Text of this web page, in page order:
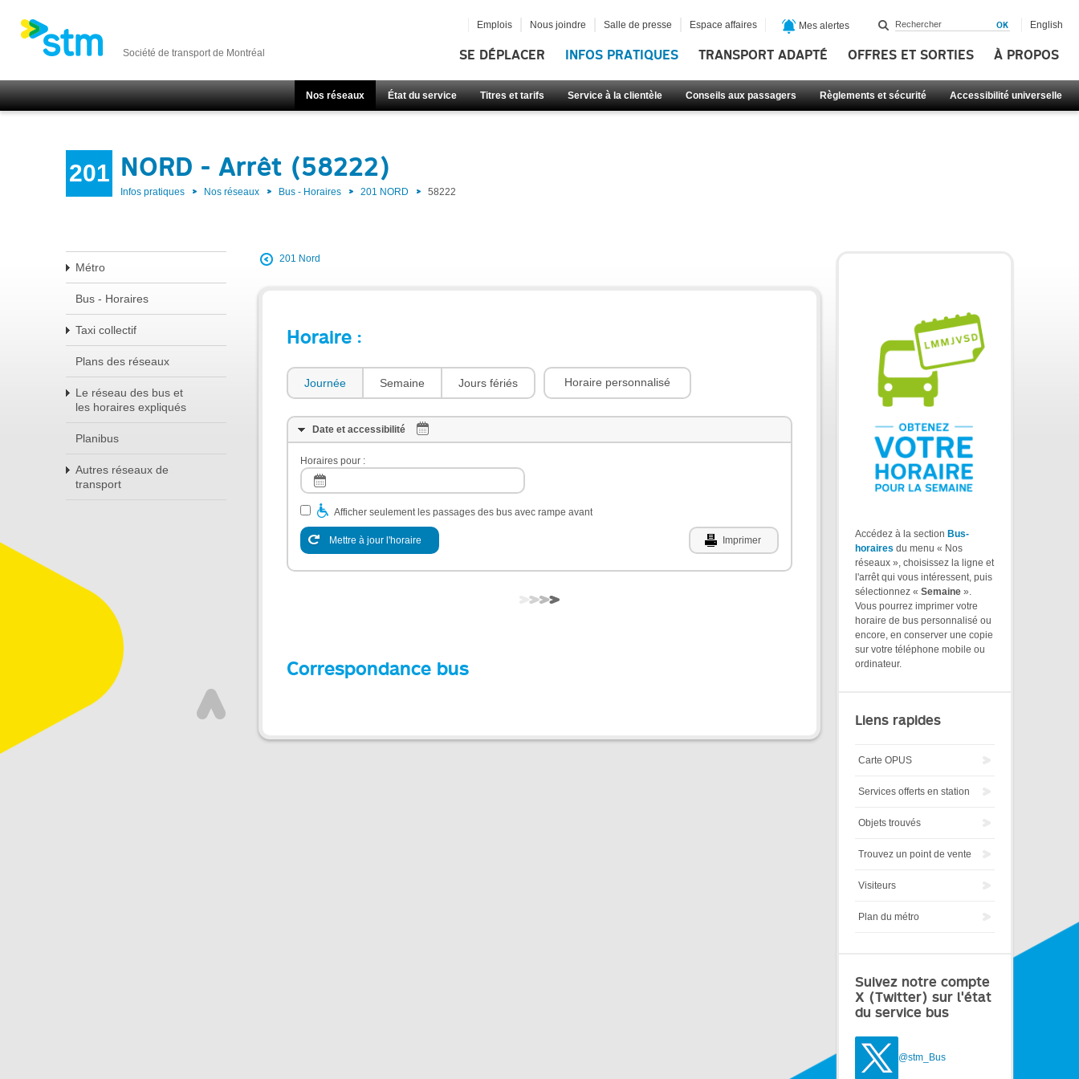
Société de transport de Montréal SE DÉPLACER INFOS PRATIQUES TRANSPORT ADAPTÉ OFFRES ET SORTIES À PROPOS
Nos réseaux État du service Titres et tarifs Service à la clientèle Conseils aux passagers Règlements et sécurité Accessibilité universelle
Emplois Nous joindre Salle de presse Espace affaires Mes alertes English
201 NORD - Arrêt (58222)
Infos pratiques Nos réseaux Bus - Horaires 201 NORD 58222
Métro
Bus - Horaires
Taxi collectif
Plans des réseaux
Le réseau des bus et
les horaires expliqués
Planibus
Autres réseaux de
transport
201 Nord
Horaire :
Journée Semaine Jours fériés Horaire personnalisé
Date et accessibilité
Horaires pour :
Afficher seulement les passages des bus avec rampe avant
Mettre à jour l'horaire Imprimer
Correspondance bus
Accédez à la section Bus-
horaires du menu « Nos
réseaux », choisissez la ligne et
l'arrêt qui vous intéressent, puis
sélectionnez « Semaine ».
Vous pourrez imprimer votre
horaire de bus personnalisé ou
encore, en conserver une copie
sur votre téléphone mobile ou
ordinateur.
Liens rapides
Carte OPUS
Services offerts en station
Objets trouvés
Trouvez un point de vente
Visiteurs
Plan du métro
Suivez notre compte
X (Twitter) sur l'état
du service bus
@stm_Bus